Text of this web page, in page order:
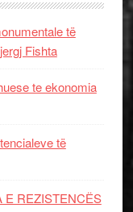
të
Fishta
te ekonomia
të
E REZISTENCЁS